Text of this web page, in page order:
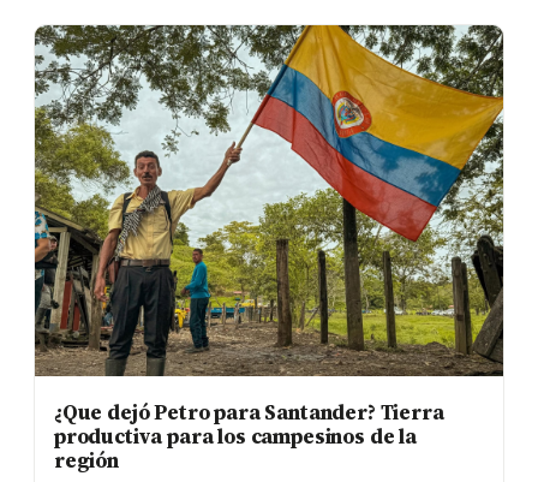
¿Que dejó Petro para Santander? Tierra
productiva para los campesinos de la
región